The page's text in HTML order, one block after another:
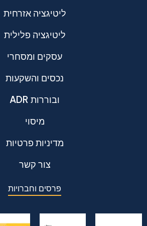
ליטיגציה אזרחית
ליטיגציה פלילית
עסקים ומסחרי
נכסים והשקעות
ADR ובוררות
מיסוי
מדיניות פרטיות
צור קשר
פרסים וחברויות